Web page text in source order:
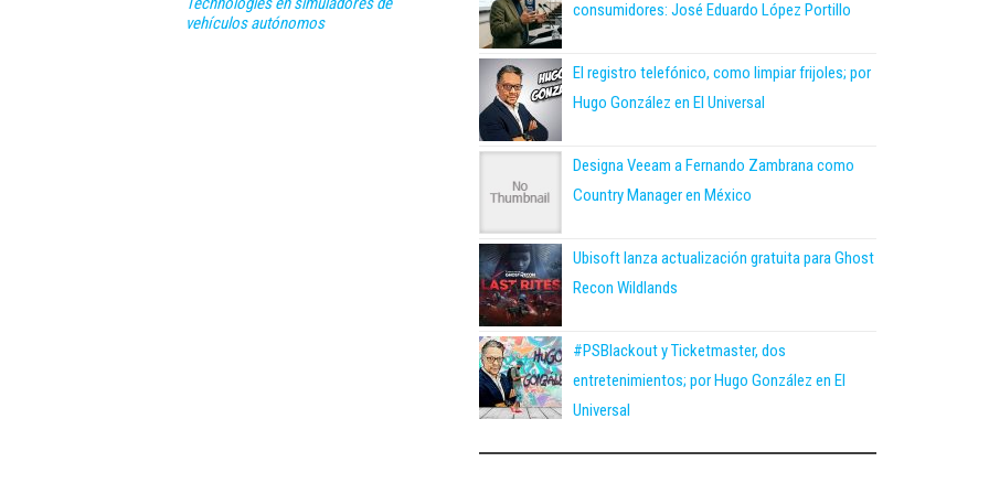
vehículos autónomos
consumidores: José Eduardo López Portillo
El registro telefónico, como limpiar frijoles; por
Hugo González en El Universal
Designa Veeam a Fernando Zambrana como
Country Manager en México
Ubisoft lanza actualización gratuita para Ghost
Recon Wildlands
#PSBlackout y Ticketmaster, dos
entretenimientos; por Hugo González en El
Universal